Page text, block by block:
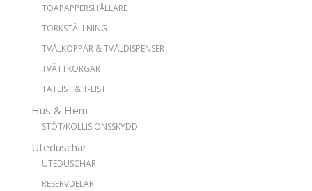
TOAPAPPERSHÅLLARE
TORKSTÄLLNING
TVÅLKOPPAR & TVÅLDISPENSER
TVÄTTKORGAR
TÄTLIST & T-LIST
Hus & Hem
STÖT/KOLLISIONSSKYDD
Uteduschar
UTEDUSCHAR
RESERVDELAR